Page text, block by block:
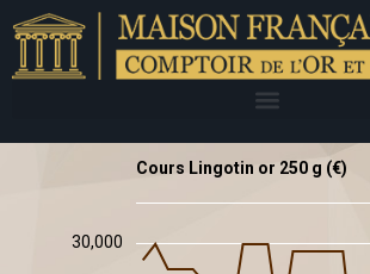
Cours Lingotin or 250 g (€)
30,000